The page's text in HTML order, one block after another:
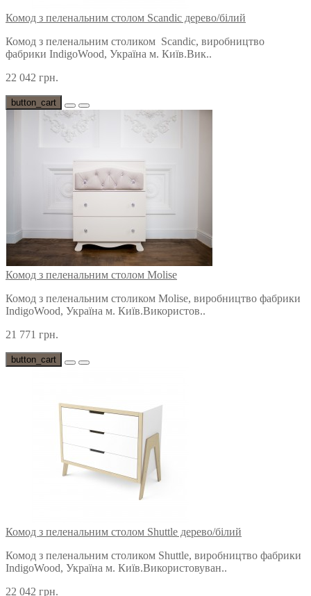
Комод з пеленальним столом Scandic дерево/білий
Комод з пеленальним столиком Scandic, виробництво
фабрики IndigoWood, Україна м. Київ.Вик..
22 042 грн.
button_cart
Комод з пеленальним столом Molise
Комод з пеленальним столиком Molise, виробництво фабрики
IndigoWood, Україна м. Київ.Використов..
21 771 грн.
button_cart
Комод з пеленальним столом Shuttle дерево/білий
Комод з пеленальним столиком Shuttle, виробництво фабрики
IndigoWood, Україна м. Київ.Використовуван..
22 042 грн.